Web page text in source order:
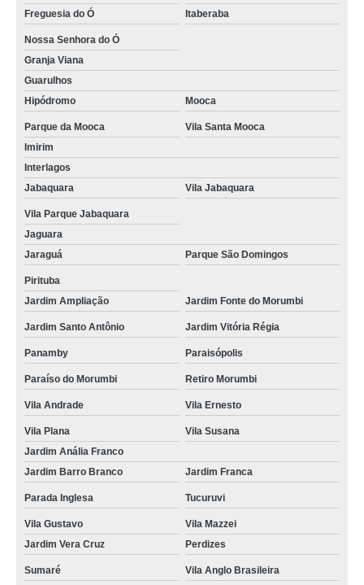
Freguesia do Ó
Itaberaba
Nossa Senhora do Ó
Granja Viana
Guarulhos
Hipódromo
Mooca
Parque da Mooca
Vila Santa Mooca
Imirim
Interlagos
Jabaquara
Vila Jabaquara
Vila Parque Jabaquara
Jaguara
Jaraguá
Parque São Domingos
Pirituba
Jardim Ampliação
Jardim Fonte do Morumbi
Jardim Santo Antônio Jardim Vitória Régia
Panamby Paraisópolis
Paraíso do Morumbi Retiro Morumbi
Vila Andrade Vila Ernesto
Vila Plana
Vila Susana
Jardim Anália Franco
Jardim Barro Branco
Jardim Franca
Parada Inglesa Tucuruvi
Vila Gustavo
Vila Mazzei
Jardim Vera Cruz
Perdizes
Sumaré Vila Anglo Brasileira